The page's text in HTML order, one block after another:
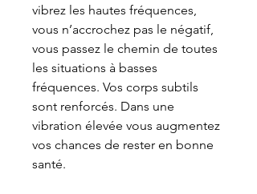
vibrez les hautes fréquences,
vous n’accrochez pas le négatif,
vous passez le chemin de toutes
les situations à basses
fréquences. Vos corps subtils
sont renforcés. Dans une
vibration élevée vous augmentez
vos chances de rester en bonne
santé.